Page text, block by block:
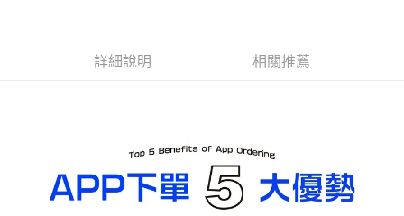
詳細說明 相關推薦